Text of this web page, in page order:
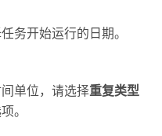
务开始运行的日期。
单位，请选择重复类型
。